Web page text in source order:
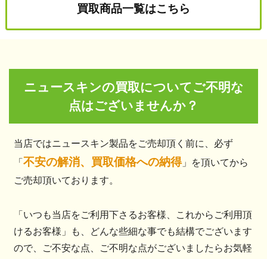
買取商品一覧はこちら
ニュースキンの買取についてご不明な
点はございませんか？
当店ではニュースキン製品をご売却頂く前に、必ず
「不安の解消、買取価格への納得」を頂いてから
ご売却頂いております。
「いつも当店をご利用下さるお客様、これからご利用頂
けるお客様」も、どんな些細な事でも結構でございます
ので、ご不安な点、ご不明な点がございましたらお気軽